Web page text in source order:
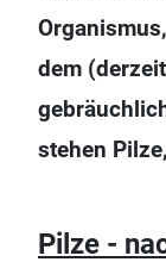
dem
stehen
Pilze -